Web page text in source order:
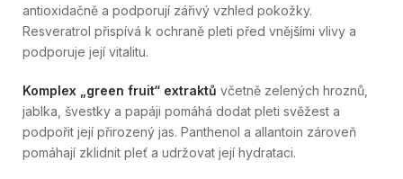
antioxidačně a podporují zářivý vzhled pokožky.
Resveratrol přispívá k ochraně pleti před vnějšími vlivy a
podporuje její vitalitu.
Komplex „green fruit“ extraktů včetně zelených hroznů,
jablka, švestky a papáji pomáhá dodat pleti svěžest a
podpořit její přirozený jas. Panthenol a allantoin zároveň
pomáhají zklidnit pleť a udržovat její hydrataci.